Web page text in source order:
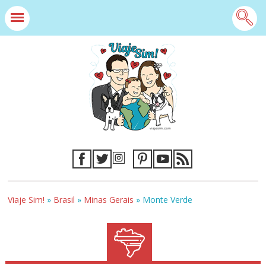
Viaje Sim! » Brasil » Minas Gerais » Monte Verde